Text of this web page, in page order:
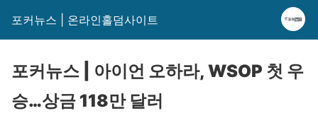
포커뉴스 | 온라인홀덤사이트
포커뉴스 | 아이언 오하라, WSOP 첫 우
승…상금 118만 달러